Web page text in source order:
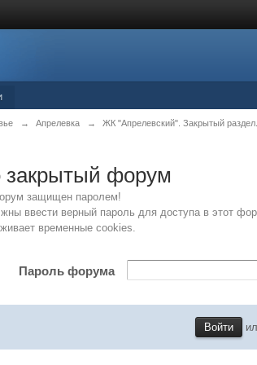
→ Апрелевка → ЖК "Апрелевский". Закрытый раздел.
закрытый форум
защищен паролем!
ввести верный пароль для доступа в этот
временные cookies.
Пароль форума